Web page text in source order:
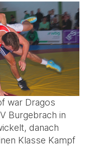
war Dragos
Burgebrach in
danach
Klasse Kampf